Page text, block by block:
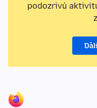
podozrivú